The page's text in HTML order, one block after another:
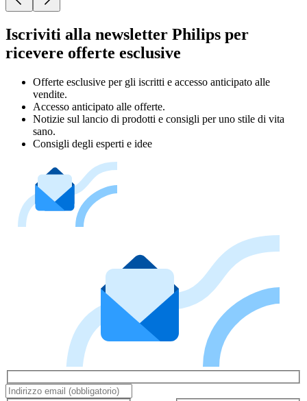
Iscriviti alla newsletter Philips per
ricevere offerte esclusive
Offerte esclusive per gli iscritti e accesso anticipato alle
vendite.
Accesso anticipato alle offerte.
Notizie sul lancio di prodotti e consigli per uno stile di vita
sano.
Consigli degli esperti e idee